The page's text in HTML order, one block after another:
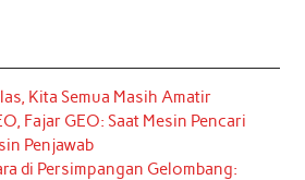
Kita Semua Masih Amatir
Fajar GEO: Saat Mesin Pencari
Penjawab
di Persimpangan Gelombang: